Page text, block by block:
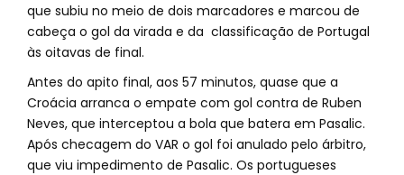
que subiu no meio de dois marcadores e marcou de
cabeça o gol da virada e da classificação de Portugal
às oitavas de final.
Antes do apito final, aos 57 minutos, quase que a
Croácia arranca o empate com gol contra de Ruben
Neves, que interceptou a bola que batera em Pasalic.
Após checagem do VAR o gol foi anulado pelo árbitro,
que viu impedimento de Pasalic. Os portugueses